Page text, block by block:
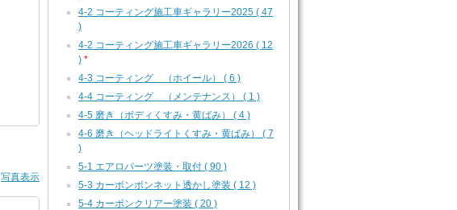
写真表示
4-2 コーティング施工車ギャラリー2025 ( 47
)
4-2 コーティング施工車ギャラリー2026 ( 12
) *
4-3 コーティング （ホイール） ( 6 )
4-4 コーティング （メンテナンス） ( 1 )
4-5 磨き（ボディくすみ・黄ばみ） ( 4 )
4-6 磨き（ヘッドライトくすみ・黄ばみ） ( 7
)
5-1 エアロパーツ塗装・取付 ( 90 )
5-3 カーボンボンネット透かし塗装 ( 12 )
5-4 カーボンクリアー塗装 ( 20 )